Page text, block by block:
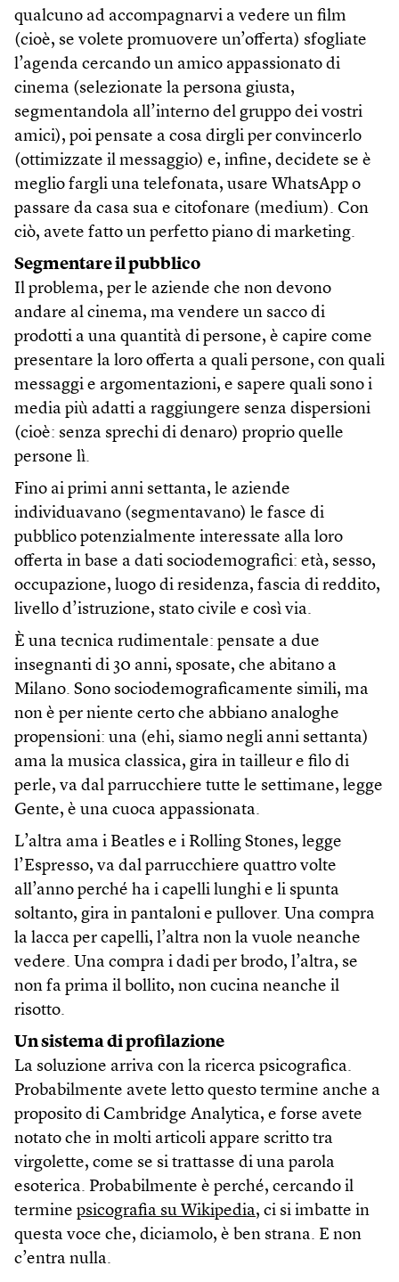
qualcuno ad accompagnarvi a vedere un film
(cioè, se volete promuovere un’offerta) sfogliate
l’agenda cercando un amico appassionato di
cinema (selezionate la persona giusta,
segmentandola all’interno del gruppo dei vostri
amici), poi pensate a cosa dirgli per convincerlo
(ottimizzate il messaggio) e, infine, decidete se è
meglio fargli una telefonata, usare WhatsApp o
passare da casa sua e citofonare (medium). Con
ciò, avete fatto un perfetto piano di marketing.
Segmentare il pubblico
Il problema, per le aziende che non devono
andare al cinema, ma vendere un sacco di
prodotti a una quantità di persone, è capire come
presentare la loro offerta a quali persone, con quali
messaggi e argomentazioni, e sapere quali sono i
media più adatti a raggiungere senza dispersioni
(cioè: senza sprechi di denaro) proprio quelle
persone lì.
Fino ai primi anni settanta, le aziende
individuavano (segmentavano) le fasce di
pubblico potenzialmente interessate alla loro
offerta in base a dati sociodemografici: età, sesso,
occupazione, luogo di residenza, fascia di reddito,
livello d’istruzione, stato civile e così via.
È una tecnica rudimentale: pensate a due
insegnanti di 30 anni, sposate, che abitano a
Milano. Sono sociodemograficamente simili, ma
non è per niente certo che abbiano analoghe
propensioni: una (ehi, siamo negli anni settanta)
ama la musica classica, gira in tailleur e filo di
perle, va dal parrucchiere tutte le settimane, legge
Gente, è una cuoca appassionata.
L’altra ama i Beatles e i Rolling Stones, legge
l’Espresso, va dal parrucchiere quattro volte
all’anno perché ha i capelli lunghi e li spunta
soltanto, gira in pantaloni e pullover. Una compra
la lacca per capelli, l’altra non la vuole neanche
vedere. Una compra i dadi per brodo, l’altra, se
non fa prima il bollito, non cucina neanche il
risotto.
Un sistema di profilazione
La soluzione arriva con la ricerca psicografica.
Probabilmente avete letto questo termine anche a
proposito di Cambridge Analytica, e forse avete
notato che in molti articoli appare scritto tra
virgolette, come se si trattasse di una parola
esoterica. Probabilmente è perché, cercando il
termine psicografia su Wikipedia, ci si imbatte in
questa voce che, diciamolo, è ben strana. E non
c’entra nulla.